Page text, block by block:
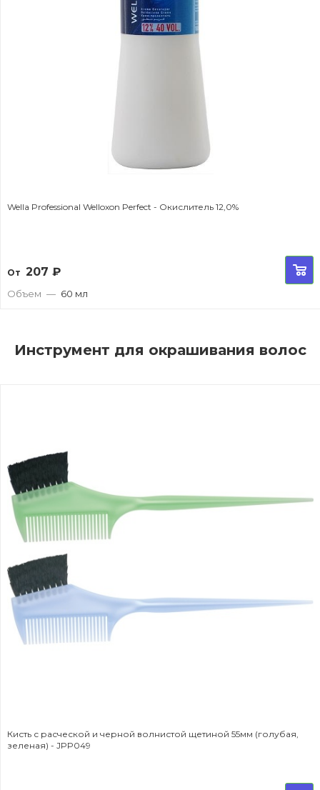
Wella Professional Welloxon Perfect - Окислитель 12,0%
От 207 ₽
Объем — 60 мл
Инструмент для окрашивания волос
Кисть с расческой и черной волнистой щетиной 55мм (голубая,
зеленая) - JPP049